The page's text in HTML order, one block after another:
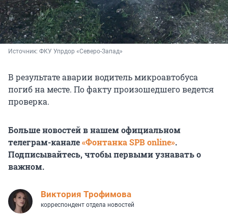
Источник: ФКУ Упрдор «Северо-Запад»
В результате аварии водитель микроавтобуса
погиб на месте. По факту произошедшего ведется
проверка.
Больше новостей в нашем официальном
телеграм-канале«Фонтанка SPB online».
Подписывайтесь, чтобы первыми узнавать о
важном.
Виктория Трофимова
корреспондент отдела новостей